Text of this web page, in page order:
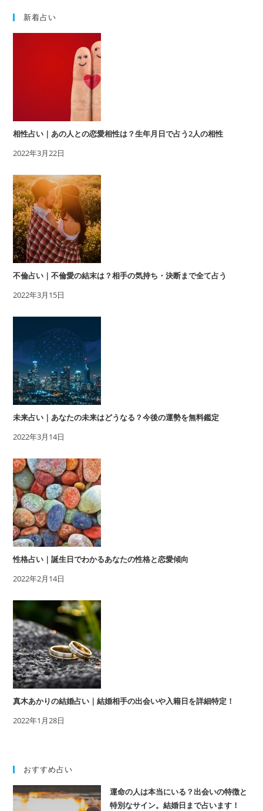
新着占い
相性占い｜あの人との恋愛相性は？生年月日で占う2人の相性
2022年3月22日
不倫占い｜不倫愛の結末は？相手の気持ち・決断まで全て占う
2022年3月15日
未来占い｜あなたの未来はどうなる？今後の運勢を無料鑑定
2022年3月14日
性格占い｜誕生日でわかるあなたの性格と恋愛傾向
2022年2月14日
真木あかりの結婚占い｜結婚相手の出会いや入籍日を詳細特定！
2022年1月28日
おすすめ占い
運命の人は本当にいる？出会いの特徴と
特別なサイン。結婚日まで占います！